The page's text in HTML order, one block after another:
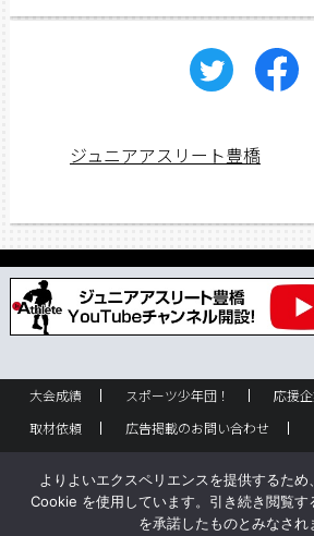
ジュニアアスリート豊橋
大会成績 スポーツ少年団！ 応援
取材依頼
広告掲載のお問い合わせ
バックナンバー
サイトポリシー
よりよいエクスペリエンスを提供するた
Cookie を使用しています。引き続き閲覧
を承諾したものとみなされ